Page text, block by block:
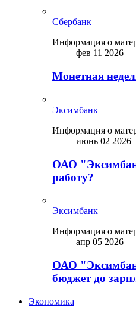
Сбербанк
Информация о
фев 11 2026
Монетная
Эксимбанк
Информация о
июнь 02 2026
ОАО
работу?
Эксимбанк
Информация о
апр 05 2026
ОАО
бюджет до
Экономика